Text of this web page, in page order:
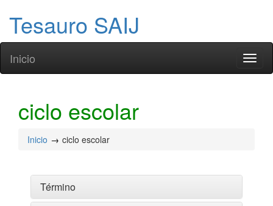
Tesauro SAIJ
Inicio
ciclo escolar
Inicio ciclo escolar
Término